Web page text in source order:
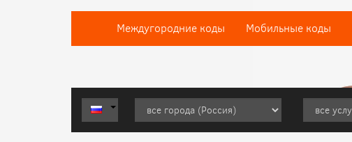
Междугородние коды Мобильные коды